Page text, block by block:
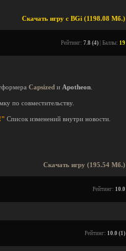
Скачать игру с BGi (1198.08 Мб.)
Рейтинг: 7.8 (4) | Баллы: 19
Capsized и Apotheon
по совместительству.
Список изменений внутри новости.
Скачать игру (195.54 Мб.)
Рейтинг: 10.0
Рейтинг: 10.0 (1)